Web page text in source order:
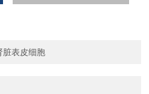
脏表皮细胞